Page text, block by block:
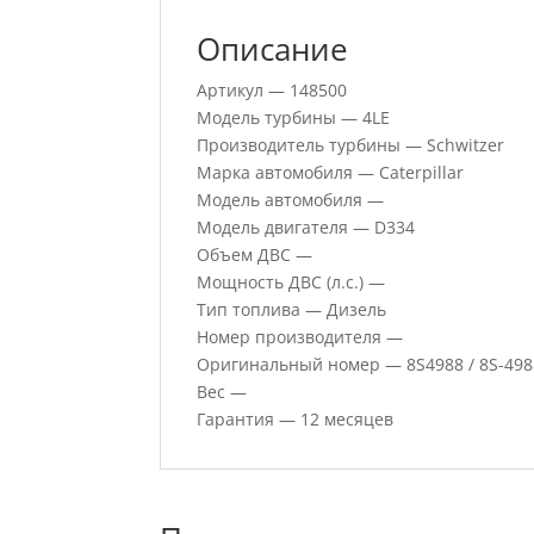
Описание
Артикул — 148500
Модель турбины — 4LE
Производитель турбины — Schwitzer
Марка автомобиля — Caterpillar
Модель автомобиля —
Модель двигателя — D334
Объем ДВС —
Мощность ДВС (л.с.) —
Тип топлива — Дизель
Номер производителя —
Оригинальный номер — 8S4988 / 8S-
Вес —
Гарантия — 12 месяцев